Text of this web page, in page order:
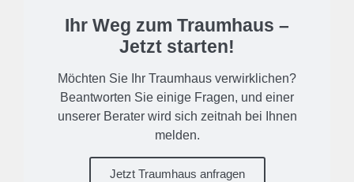
Ihr Weg zum Traumhaus –
Jetzt starten!
Möchten Sie Ihr Traumhaus verwirklichen?
Beantworten Sie einige Fragen, und einer
unserer Berater wird sich zeitnah bei Ihnen
melden.
Jetzt Traumhaus anfragen